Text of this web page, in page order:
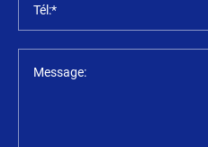
Tél:*
Message: